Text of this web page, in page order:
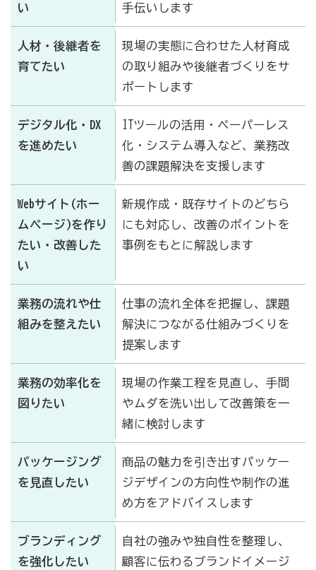
い 手伝いします
人材・後継者を
育てたい
現場の実態に合わせた人材育成
の取り組みや後継者づくりをサ
ポートします
デジタル化・DX
を進めたい
ITツールの活用・ペーパーレス
化・システム導入など、業務改
善の課題解決を支援します
Webサイト(ホー
ムページ)を作り
たい・改善した
い
新規作成・既存サイトのどちら
にも対応し、改善のポイントを
事例をもとに解説します
業務の流れや仕
組みを整えたい
仕事の流れ全体を把握し、課題
解決につながる仕組みづくりを
提案します
業務の効率化を
図りたい
現場の作業工程を見直し、手間
やムダを洗い出して改善策を一
緒に検討します
パッケージング
を見直したい
商品の魅力を引き出すパッケー
ジデザインの方向性や制作の進
め方をアドバイスします
ブランディング
を強化したい
自社の強みや独自性を整理し、
顧客に伝わるブランドイメージ